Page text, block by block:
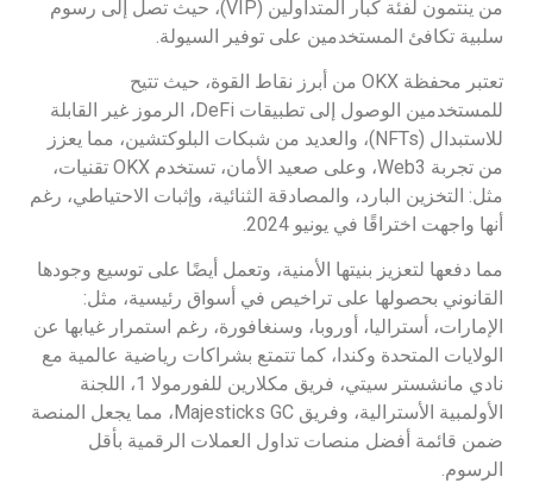
من ينتمون لفئة كبار المتداولين (VIP)، حيث تصل إلى رسوم
سلبية تكافئ المستخدمين على توفير السيولة.
تعتبر محفظة OKX من أبرز نقاط القوة، حيث تتيح
للمستخدمين الوصول إلى تطبيقات DeFi، الرموز غير القابلة
للاستبدال (NFTs)، والعديد من شبكات البلوكتشين، مما يعزز
من تجربة Web3، وعلى صعيد الأمان، تستخدم OKX تقنيات،
مثل: التخزين البارد، والمصادقة الثنائية، وإثبات الاحتياطي، رغم
أنها واجهت اختراقًا في يونيو 2024.
مما دفعها لتعزيز بنيتها الأمنية، وتعمل أيضًا على توسيع وجودها
القانوني بحصولها على تراخيص في أسواق رئيسية، مثل:
الإمارات، أستراليا، أوروبا، وسنغافورة، رغم استمرار غيابها عن
الولايات المتحدة وكندا، كما تتمتع بشراكات رياضية عالمية مع
نادي مانشستر سيتي، فريق مكلارين للفورمولا 1، اللجنة
الأولمبية الأسترالية، وفريق Majesticks GC، مما يجعل المنصة
ضمن قائمة أفضل منصات تداول العملات الرقمية بأقل
الرسوم.